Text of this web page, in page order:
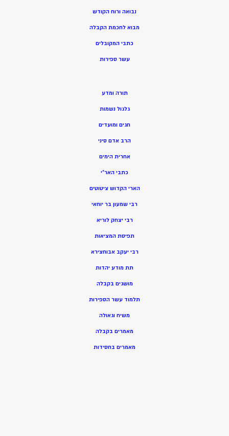
נבואה ורוח הקודש
מבוא לחכמת הקבלה
כתבי המקובלים
עשר ספירות
תורה ומדע
גלגול נשמות
חגים ומועדים
הרב אדם סיני
אחרית הימים
כתבי האר”י
הארי הקדוש ציטוטים
רבי שמעון בר יוחאי
רבי יצחק לוריא
תפיסת המציאות
רבי יעקב אבוחצירא
תת מודע יהדות
מושגים בקבלה
תלמוד עשר הספירות
משיח וגאולה
מאמרים בקבלה
מאמרים בחסידות